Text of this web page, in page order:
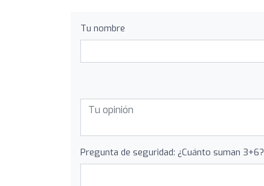
Tu nombre
Pregunta de seguridad: ¿Cuánto suman 3+6?